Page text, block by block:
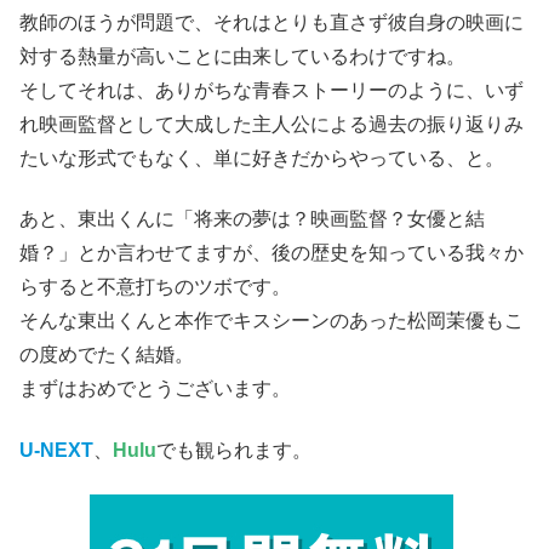
教師のほうが問題で、それはとりも直さず彼自身の映画に
対する熱量が高いことに由来しているわけですね。
そしてそれは、ありがちな青春ストーリーのように、いず
れ映画監督として大成した主人公による過去の振り返りみ
たいな形式でもなく、単に好きだからやっている、と。
あと、東出くんに「将来の夢は？映画監督？女優と結
婚？」とか言わせてますが、後の歴史を知っている我々か
らすると不意打ちのツボです。
そんな東出くんと本作でキスシーンのあった松岡茉優もこ
の度めでたく結婚。
まずはおめでとうございます。
U-NEXT Huluでも観られます。